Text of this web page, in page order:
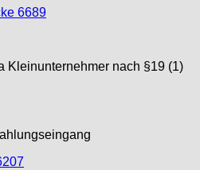
6689
Kleinunternehmer nach §19 (1)